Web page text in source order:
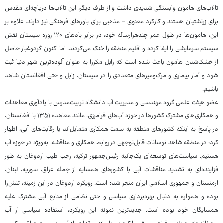
تالاب‌های هامون وابستگی شدیدی داشت و از طرف دیگر، این تالاب‌ها دریاچه‌ای مقدس
برای زرتشتیان هستند و کارکرد معنوی - مذهبی برای باورهای فرهنگی نیز دارند. علاوه بر
این، هامون‌ها در طول عمر چندهزارساله خود، در برابر بادهای ۱۲۰ روزه سیستان نقش
سیستم سرمایشی را ایفا کرده و اقلیم منطقه را خنک می‌کردند. اما اکنون گردوغبار حاصل
از خشک‌شدن هامون باعث شده است که زابل مکررا به عنوان آلوده‌ترین شهر دنیا ثبت
شود و آمار بیماری و مرگ‌ومیرهای متعددی را در سیستان، زابل و حتی افغانستان شاهد
باشیم.
عضو هیئت علمی گروه مهندسی و مدیریت آب دانشگاه تربیت‌مدرس با یادآوری معاهدات
و همکاری‌های مشترک کشورها در حوزه آب‌های فرامرزی، مانند معاهده ۱۳۵۱ با افغانستان،
در پاسخ به اینکه کشورهای منطقه به سمت همکاری متمایل‌اند یا رقابت‌های آبی، اظهار
کرد: در منطقه شاهد نوسانات قابل‌توجهی در روابط همکاری و مناقشه، به‌ویژه در حوزه آب
هستیم. سیاست‌های توسعه‌ای یک‌جانبه رئیس‌جمهور ترکیه، رجب طیب اردوغان به طور
فزاینده‌ای به تشدید مناقشات آبی با کشورهای همسایه از جمله عراق، سوریه، لبنان،
ارمنستان و جمهوری اسلامی ایران منجر شده است. رویکرد اردوغان در این زمینه، تنش‌زا
بوده و همواره به دنبال بهره‌برداری سیاسی و حتی نظامی از منابع آبی مشترک علیه
همسایگان خود بوده است. جدیدترین نمونه این رویکرد، استفاده سیاسی از آب